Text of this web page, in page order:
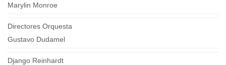
Marylin Monroe
Directores Orquesta
Gustavo Dudamel
Django Reinhardt